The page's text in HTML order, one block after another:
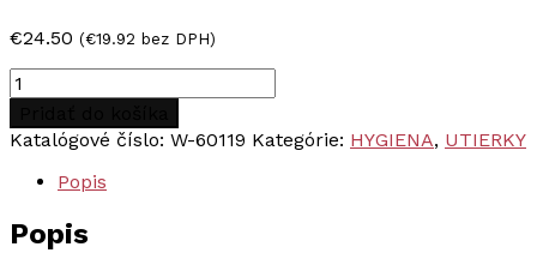
€24.50 (€19.92 bez DPH)
množstvo
Kotúčová
utierka
papierová
biela
Katalógové číslo: W-60119 Kategórie: HYGIENA, UTIERKY
Popis
Popis